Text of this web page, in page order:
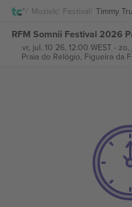
Muziek Festival Timmy
RFM Somnii Festival 2026
vr, jul. 10 26, 12:00 WEST- zo,
Praia do Relógio, Figueira da